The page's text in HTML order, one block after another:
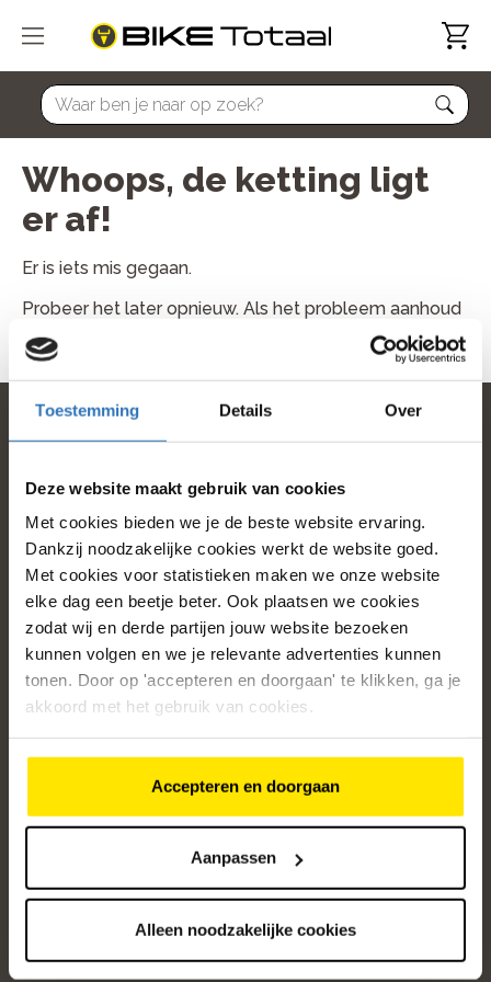
Toestemming Details Over
Deze website maakt gebruik van cookies
Met cookies bieden we je de beste website ervaring.
Dankzij noodzakelijke cookies werkt de website goed.
Met cookies voor statistieken maken we onze website
elke dag een beetje beter. Ook plaatsen we cookies
zodat wij en derde partijen jouw website bezoeken
kunnen volgen en we je relevante advertenties kunnen
tonen. Door op 'accepteren en doorgaan' te klikken, ga je
akkoord met het gebruik van cookies.
Accepteren en doorgaan
Aanpassen
Alleen noodzakelijke cookies
home
Whoops, de ketting ligt
er af!
Er is iets mis gegaan.
Probeer het later opnieuw. Als het probleem aanhoud
neem dan contact met ons op.
home
Populaire categorieën
Onze service
Klantenservice
Over ons
4.8 /5
Altijd op de hoogte van onze acties
Ontvang de beste aanbiedingen en persoonlijk advies.
Aanmelden